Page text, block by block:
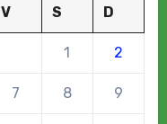
V S D
1 2
7 8 9